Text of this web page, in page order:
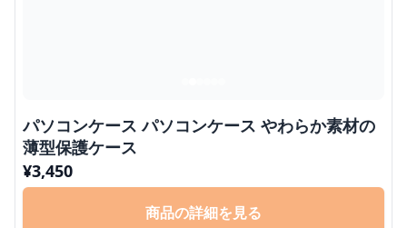
パソコンケース パソコンケース やわらか素材の
薄型保護ケース
¥3,450
商品の詳細を見る